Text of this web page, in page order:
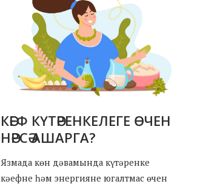
КӘЕФ КҮТӘРЕНКЕЛЕГЕ ӨЧЕН
НӘРСӘ АШАРГА?
Язмада көн дәвамында күтәренке
кәефне һәм энергияне югалтмас өчен